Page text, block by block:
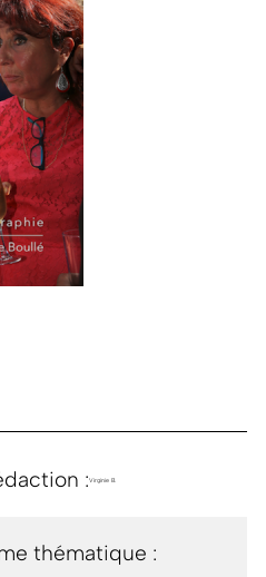
:Virginie B.
thématique :